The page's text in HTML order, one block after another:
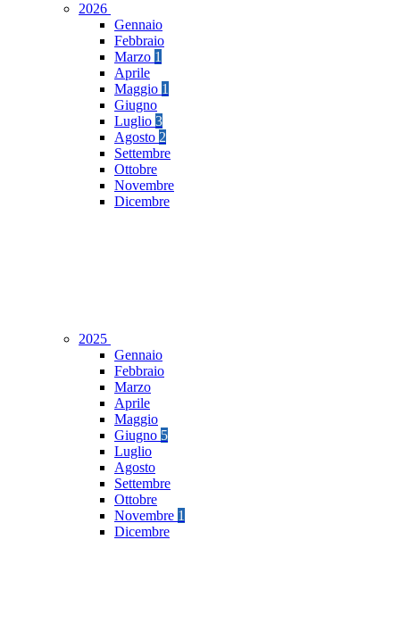
2026
Gennaio
Febbraio
Marzo 1
Aprile
Maggio 1
Giugno
Luglio 3
Agosto 2
Settembre
Ottobre
Novembre
Dicembre
2025
Gennaio
Febbraio
Marzo
Aprile
Maggio
Giugno 5
Luglio
Agosto
Settembre
Ottobre
Novembre 1
Dicembre